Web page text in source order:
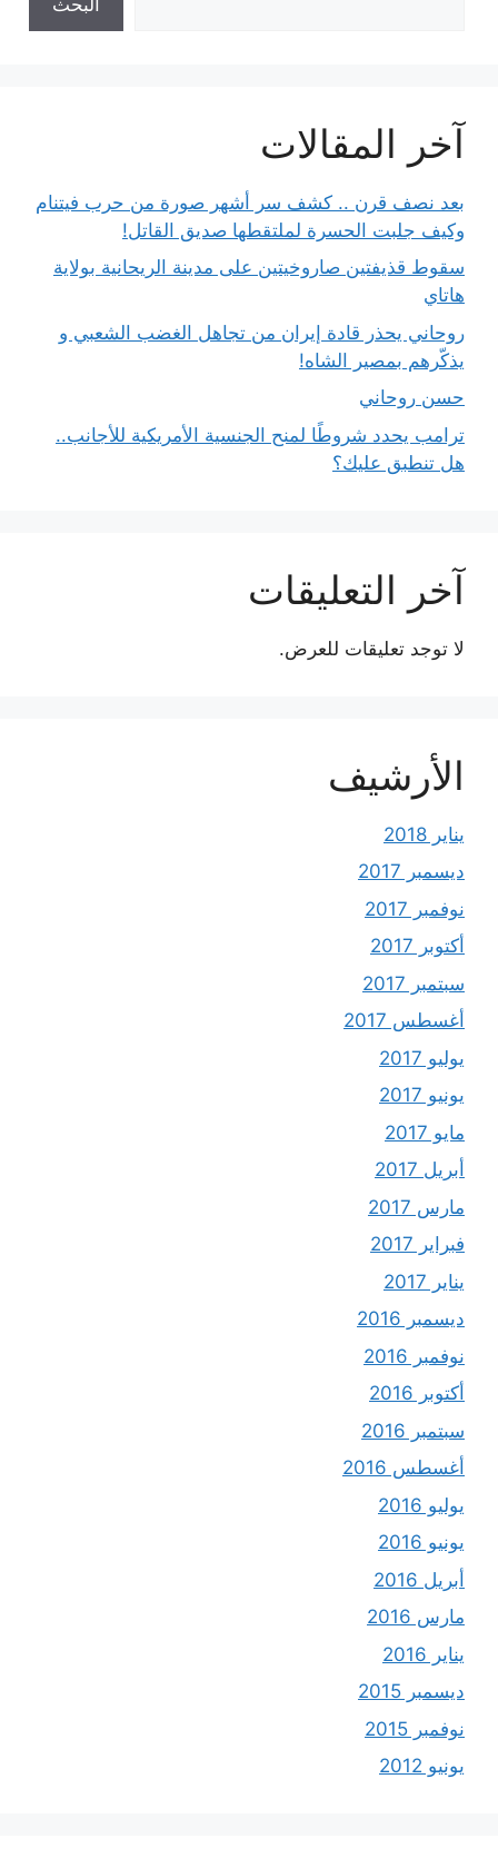
آخر المقالات
بعد نصف قرن .. كشف سر أشهر صورة من حرب فيتنام
وكيف جلبت الحسرة لملتقطها صديق القاتل!
سقوط قذيفتين صاروخيتين على مدينة الريحانية بولاية
هاتاي
روحاني يحذر قادة إيران من تجاهل الغضب الشعبي و
يذكّرهم بمصير الشاه!
حسن روحاني
ترامب يحدد شروطًا لمنح الجنسية الأمريكية للأجانب..
هل تنطبق عليك؟
آخر التعليقات
لا توجد تعليقات للعرض.
الأرشيف
يناير 2018
ديسمبر 2017
نوفمبر 2017
أكتوبر 2017
سبتمبر 2017
أغسطس 2017
يوليو 2017
يونيو 2017
مايو 2017
أبريل 2017
مارس 2017
فبراير 2017
يناير 2017
ديسمبر 2016
نوفمبر 2016
أكتوبر 2016
سبتمبر 2016
أغسطس 2016
يوليو 2016
يونيو 2016
أبريل 2016
مارس 2016
يناير 2016
ديسمبر 2015
نوفمبر 2015
يونيو 2012